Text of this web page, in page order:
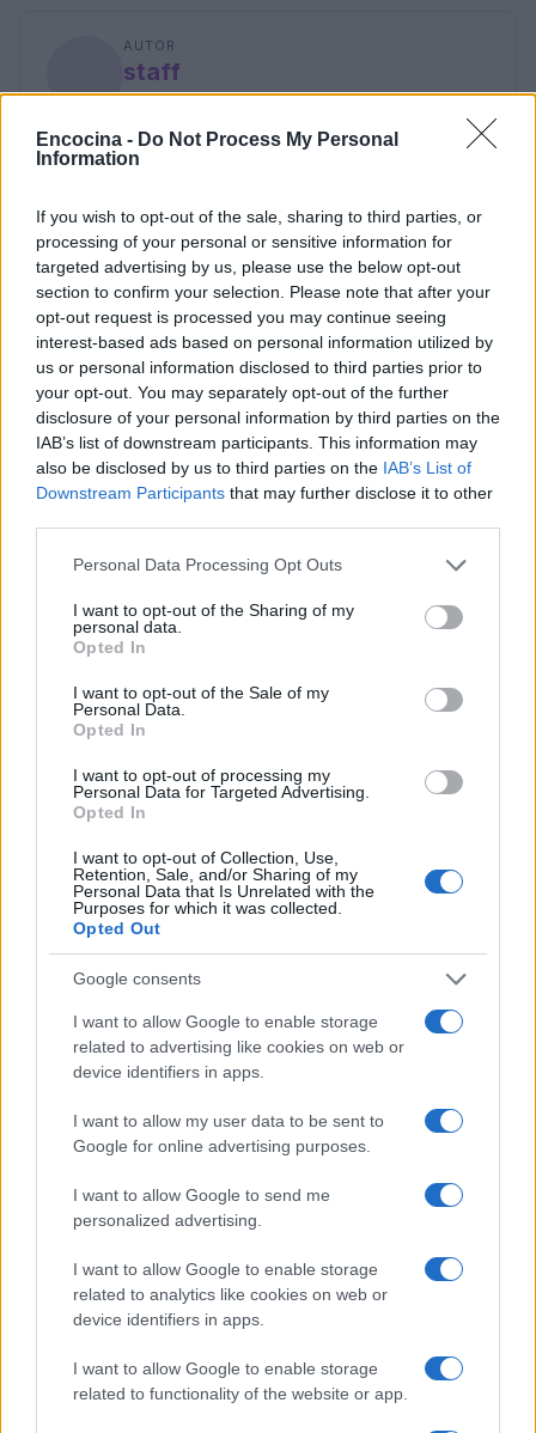
Encocina - Do Not Process My Personal
Information
If you wish to opt-out of the sale, sharing to third parties, or
processing of your personal or sensitive information for
targeted advertising by us, please use the below opt-out
section to confirm your selection. Please note that after your
opt-out request is processed you may continue seeing
interest-based ads based on personal information utilized by
us or personal information disclosed to third parties prior to
your opt-out. You may separately opt-out of the further
disclosure of your personal information by third parties on the
IAB’s list of downstream participants. This information may
also be disclosed by us to third parties on the IAB’s List of
Downstream Participants that may further disclose it to other
Please note that this website/app uses one or more Google
not limited to your visit or usage behaviour. You may click to
grant or deny consent to Google and its third-party tags to
use your data for below specified purposes in below Google
consent section.
Personal Data Processing Opt Outs
I want to opt-out of the Sharing of my
personal data.
Opted In
I want to opt-out of the Sale of my
Personal Data.
Opted In
I want to opt-out of processing my
Personal Data for Targeted Advertising.
Opted In
I want to opt-out of Collection, Use,
Retention, Sale, and/or Sharing of my
Personal Data that Is Unrelated with the
Purposes for which it was collected.
Opted Out
Google consents
I want to allow Google to enable storage
related to advertising like cookies on web or
device identifiers in apps.
I want to allow my user data to be sent to
Google for online advertising purposes.
I want to allow Google to send me
personalized advertising.
I want to allow Google to enable storage
related to analytics like cookies on web or
device identifiers in apps.
I want to allow Google to enable storage
related to functionality of the website or app.
AUTOR
staff
Sigue leyendo
Cómo crear y mantener un starter para pizzas y
Diego Romero · 6 Ago 2026
PASTAS Y PIZZAS